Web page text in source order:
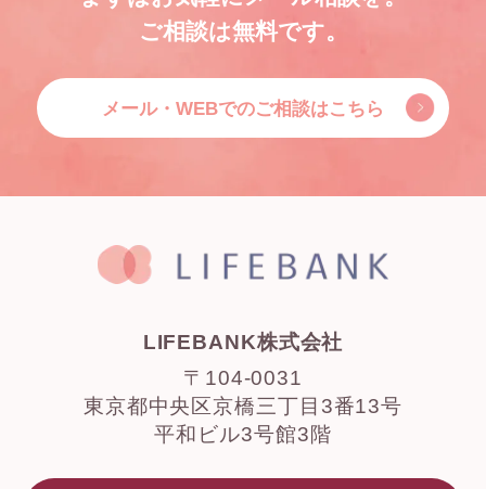
ご相談は無料です。
メール・WEBでのご相談はこちら
LIFEBANK株式会社
〒104-0031
東京都中央区京橋三丁目3番13号
平和ビル3号館3階